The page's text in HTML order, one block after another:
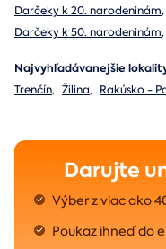
Darčeky k 20. narodeninám,
Darčeky k 50. narodeninám,
Najvyhľadávanejšie
Trenčín, Žilina, Rakúsko -
Darujte
Výber z viac ako
Poukaz ihneď do